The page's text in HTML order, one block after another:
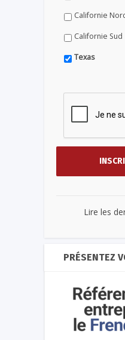
Californie
Californie Sud
Texas
Lire les
PRÉSENTEZ